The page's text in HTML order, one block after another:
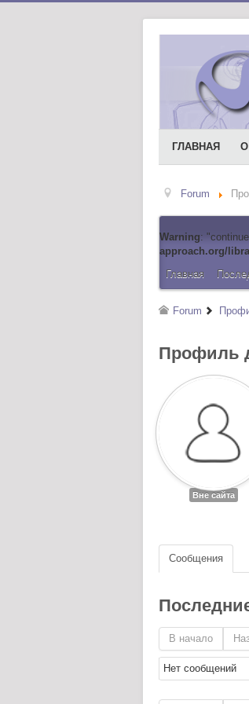
ГЛАВНАЯ
Forum
Warning:
approach.org/
Главная
Forum
Профиль
Вне сайта
Сообщения
В начало
Нет сообщений